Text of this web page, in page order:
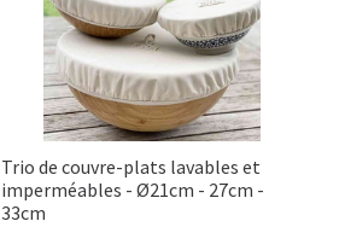
Trio de couvre-plats lavables et
imperméables - Ø21cm - 27cm -
33cm